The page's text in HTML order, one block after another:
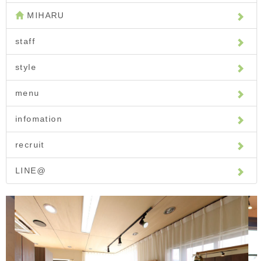
MIHARU
staff
style
menu
infomation
recruit
LINE@